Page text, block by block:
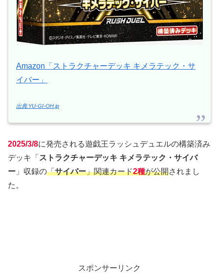
Amazon「ストラクチャーデッキ キメラテック・サ
イバー」
出典:YU-GI-OH.jp
2025/3/8に発売される遊戯王ラッシュデュエルの構築済み
デッキ「 ストラクチャーデッキ キメラテック・サイバ
ー 」収録の「サイバー」関連カード2種が公開されまし
た。
スポンサーリンク